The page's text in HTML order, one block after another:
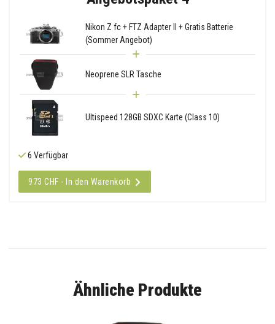
Nikon Z fc + FTZ Adapter II + Gratis Batterie
(Sommer Angebot)
Neoprene SLR Tasche
Ultispeed 128GB SDXC Karte (Class 10)
6 Verfügbar
973 CHF - In den Warenkorb
Ähnliche Produkte